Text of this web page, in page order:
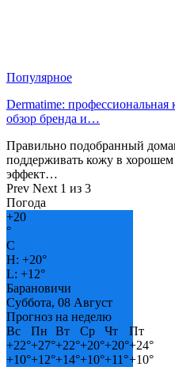
Популярное
Dermatime:
обзор бренда и…
Правильно подобранный
поддерживать кожу в хорошем
эффект…
Prev Next 1 из 3
Погода
+20
°
C
H: +20°
L: +12°
Барановичи
Суббота, 08 Август
Прогноз на неделю
Вс
Пн Вт Ср Чт
Пт
+22°+27°+22°+20°+20°+24°
+10°+12°+14°+10°+11°+10°